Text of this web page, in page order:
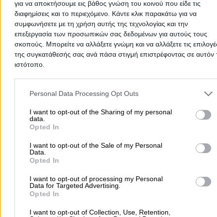
για να αποκτήσουμε εις βάθος γνώση του κοινού που είδε τις
διαφημίσεις και το περιεχόμενο. Κάντε κλικ παρακάτω για να
συμφωνήσετε με τη χρήση αυτής της τεχνολογίας και την
επεξεργασία των προσωπικών σας δεδομένων για αυτούς τους
σκοπούς. Μπορείτε να αλλάξετε γνώμη και να αλλάξετε τις
της συγκατάθεσής σας ανά πάσα στιγμή επιστρέφοντας σε αυτόν
ιστότοπο.
Please note that this website/app uses one or more Google
and may gather and store information including but not limited to
to Google and its third-party tags to use your data for below
purposes in below Google consent section.
Personal Data Processing Opt Outs
I want to opt-out of the Sharing of my personal
data.
Opted In
I want to opt-out of the Sale of my Personal
Data.
Opted In
I want to opt-out of processing my Personal
Data for Targeted Advertising.
Opted In
I want to opt-out of Collection, Use, Retention,
Σέρρα 18, Ζάκυνθος - Πλατεία Σινά
Τοπογραφικά, κτηματολόγιο, χαράξεις, οικοδομικές
τακτοποιήσεις αυθαιρέτων, άδειες λειτουργίας
καταστημάτων, εστιατορίων, μπαρ, ξενοδοχείων, άδειες
κτηνοτροφίας.
Τηλέφωνο: 2695400231
Λιβέρη Κωνσταντίνα Π.
Τοπογράφος Μηχανικός
Τοπογράφοι Μηχανικοί
Τηλέφωνο:
Μαρούδας Παναγιώτης Π.
Τοπογράφος Μηχανικός
Τοπογράφοι Μηχανικοί
Ρώμα Αλεξάνδρου 12, Ζάκυνθος